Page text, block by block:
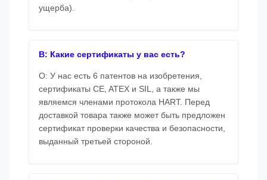
ущерба).
В: Какие сертификаты у вас есть?
О: У нас есть 6 патентов на изобретения,
сертификаты CE, ATEX и SIL, а также мы
являемся членами протокола HART. Перед
доставкой товара также может быть предложен
сертификат проверки качества и безопасности,
выданный третьей стороной.